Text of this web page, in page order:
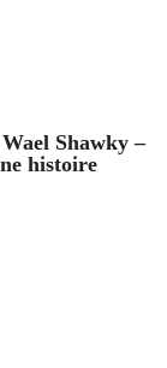
Shawky –
histoire